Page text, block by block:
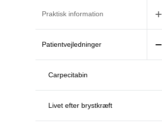
Praktisk information
Patientvejledninger
Carpecitabin
Livet efter brystkræft